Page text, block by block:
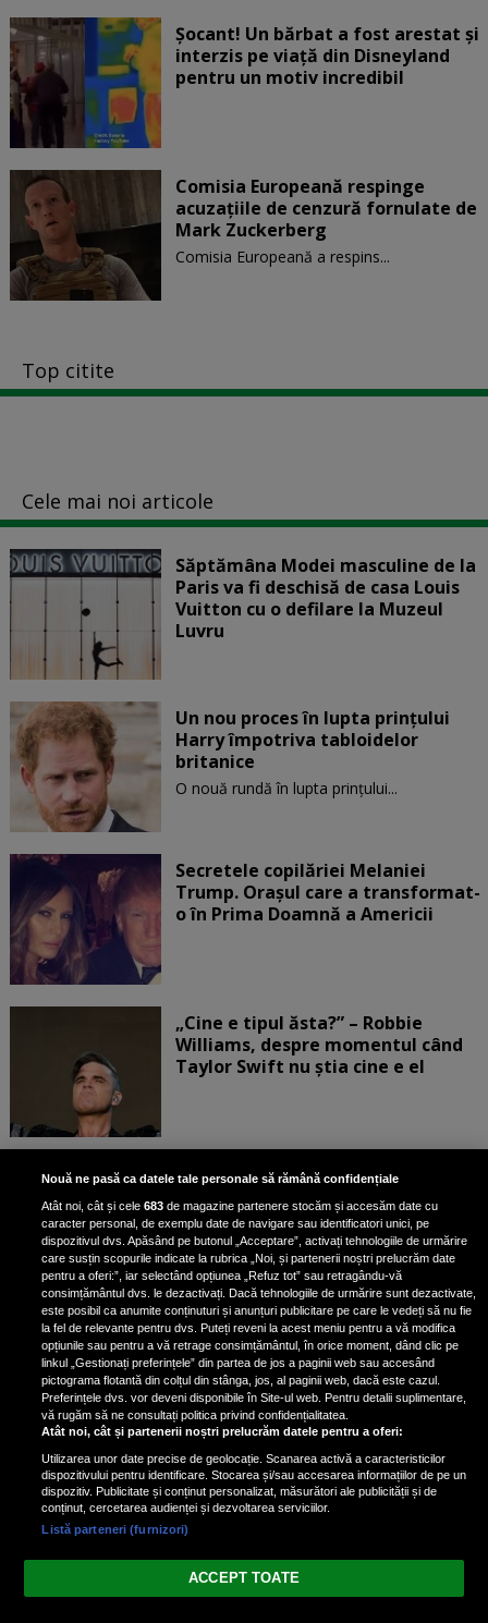
Șocant! Un bărbat a fost arestat și
interzis pe viață din Disneyland
pentru un motiv incredibil
Comisia Europeană respinge
acuzaţiile de cenzură fornulate de
Mark Zuckerberg
Comisia Europeană a respins...
Top citite
Cele mai noi articole
Săptămâna Modei masculine de la
Paris va fi deschisă de casa Louis
Vuitton cu o defilare la Muzeul
Luvru
Un nou proces în lupta prinţului
Harry împotriva tabloidelor
britanice
O nouă rundă în lupta prinţului...
Secretele copilăriei Melaniei
Trump. Orașul care a transformat-
o în Prima Doamnă a Americii
„Cine e tipul ăsta?” – Robbie
Williams, despre momentul când
Taylor Swift nu știa cine e el
Bruce Dickinson, solistul trupei
Iron Maiden, şi-a arătat talentul
de scrimer la un concurs în Franţa
Nicki Minaj, acuzată de agresiune
de fostul manager: Detalii șocante
din proces
Nicki Minaj le-a lăudat pe...
Vezi varianta Desktop
Nouă ne pasă ca datele tale personale să rămână confidențiale
Atât noi, cât și cele683 de magazine partenere stocăm și accesăm date cu
caracter personal, de exemplu date de navigare sau identificatori unici, pe
dispozitivul dvs. Apăsând pe butonul „Acceptare”, activați tehnologiile de urmărire
care susțin scopurile indicate la rubrica „Noi, și partenerii noștri prelucrăm date
pentru a oferi:”, iar selectând opțiunea „Refuz tot” sau retragându-vă
consimțământul dvs. le dezactivați. Dacă tehnologiile de urmărire sunt dezactivate,
este posibil ca anumite conținuturi și anunțuri publicitare pe care le vedeți să nu fie
la fel de relevante pentru dvs. Puteți reveni la acest meniu pentru a vă modifica
opțiunile sau pentru a vă retrage consimțământul, în orice moment, dând clic pe
linkul „Gestionați preferințele” din partea de jos a paginii web sau accesând
pictograma flotantă din colțul din stânga, jos, al paginii web, dacă este cazul.
Preferințele dvs. vor deveni disponibile în Site-ul web. Pentru detalii suplimentare,
vă rugăm să ne consultați politica privind confidențialitatea.
Atât noi, cât și partenerii noștri prelucrăm datele pentru a oferi:
Utilizarea unor date precise de geolocație. Scanarea activă a caracteristicilor
dispozitivului pentru identificare. Stocarea și/sau accesarea informațiilor de pe un
dispozitiv. Publicitate și conținut personalizat, măsurători ale publicității și de
conținut, cercetarea audienței și dezvoltarea serviciilor.
Listă parteneri (furnizori)
ACCEPT TOATE